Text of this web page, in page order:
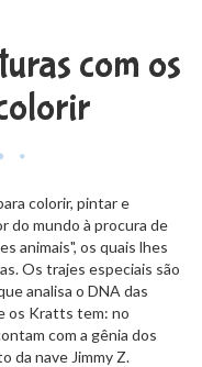
com os
colorir, pintar e
do mundo à procura de
animais", os quais lhes
Os trajes especiais são
analisa o DNA das
os Kratts tem: no
com a gênia dos
da nave Jimmy Z.